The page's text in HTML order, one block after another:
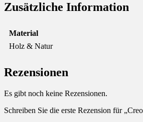
Zusätzliche Information
Material
Holz & Natur
Rezensionen
Es gibt noch keine Rezensionen.
Schreiben Sie die erste Rezension für